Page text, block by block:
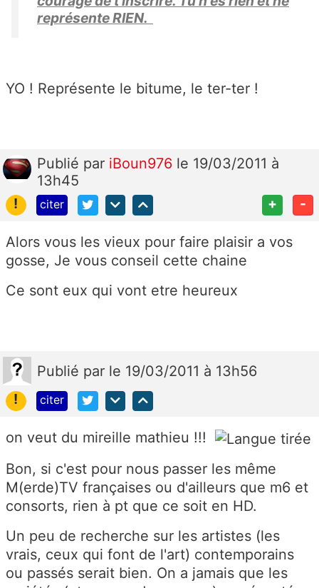
représente RIEN.
YO ! Représente le bitume, le ter-ter !
Publié par iBoun976 le 19/03/2011 à
13h45
!
citer + -
Alors vous les vieux pour faire plaisir a vos
gosse, Je vous conseil cette chaine
Ce sont eux qui vont etre heureux
Publié par le 19/03/2011 à 13h56
!
citer
on veut du mireille mathieu !!!
Bon, si c'est pour nous passer les même
M(erde)TV françaises ou d'ailleurs que m6 et
consorts, rien à pt que ce soit en HD.
Un peu de recherche sur les artistes (les
vrais, ceux qui font de l'art) contemporains
ou passés serait bien. On a jamais que les